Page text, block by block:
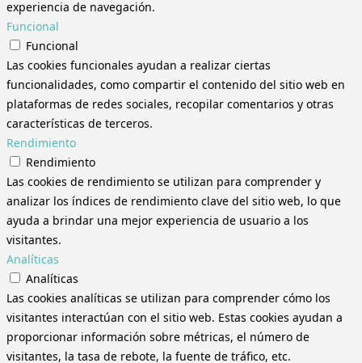
experiencia de navegación.
Funcional
Funcional
Las cookies funcionales ayudan a realizar ciertas
funcionalidades, como compartir el contenido del sitio web en
plataformas de redes sociales, recopilar comentarios y otras
características de terceros.
Rendimiento
Rendimiento
Las cookies de rendimiento se utilizan para comprender y
analizar los índices de rendimiento clave del sitio web, lo que
ayuda a brindar una mejor experiencia de usuario a los
visitantes.
Analíticas
Analíticas
Las cookies analíticas se utilizan para comprender cómo los
visitantes interactúan con el sitio web. Estas cookies ayudan a
proporcionar información sobre métricas, el número de
visitantes, la tasa de rebote, la fuente de tráfico, etc.